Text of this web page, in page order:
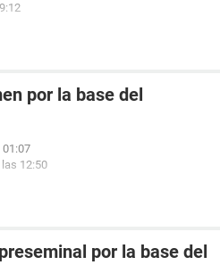
por la base del
01:07
12:50
por la base del